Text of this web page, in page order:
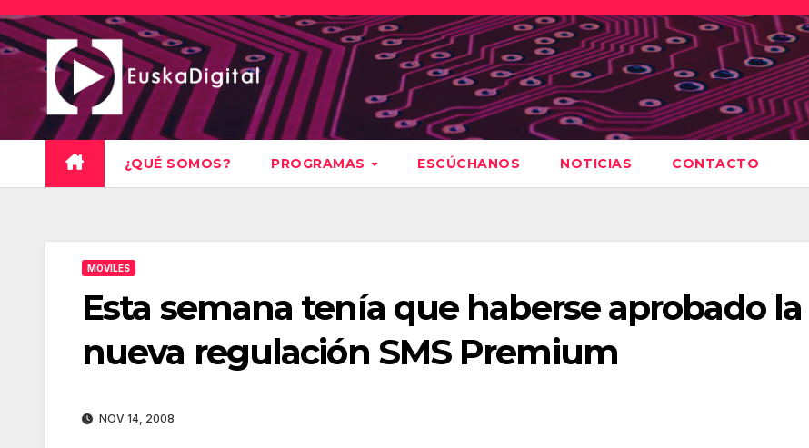
Saltar
al
contenido
¿QUÉ SOMOS? PROGRAMAS ESCÚCHANOS NOTICIAS CONTACTO
MOVILES
Esta semana tenía que haberse aprobado la
nueva regulación SMS Premium
NOV 14, 2008